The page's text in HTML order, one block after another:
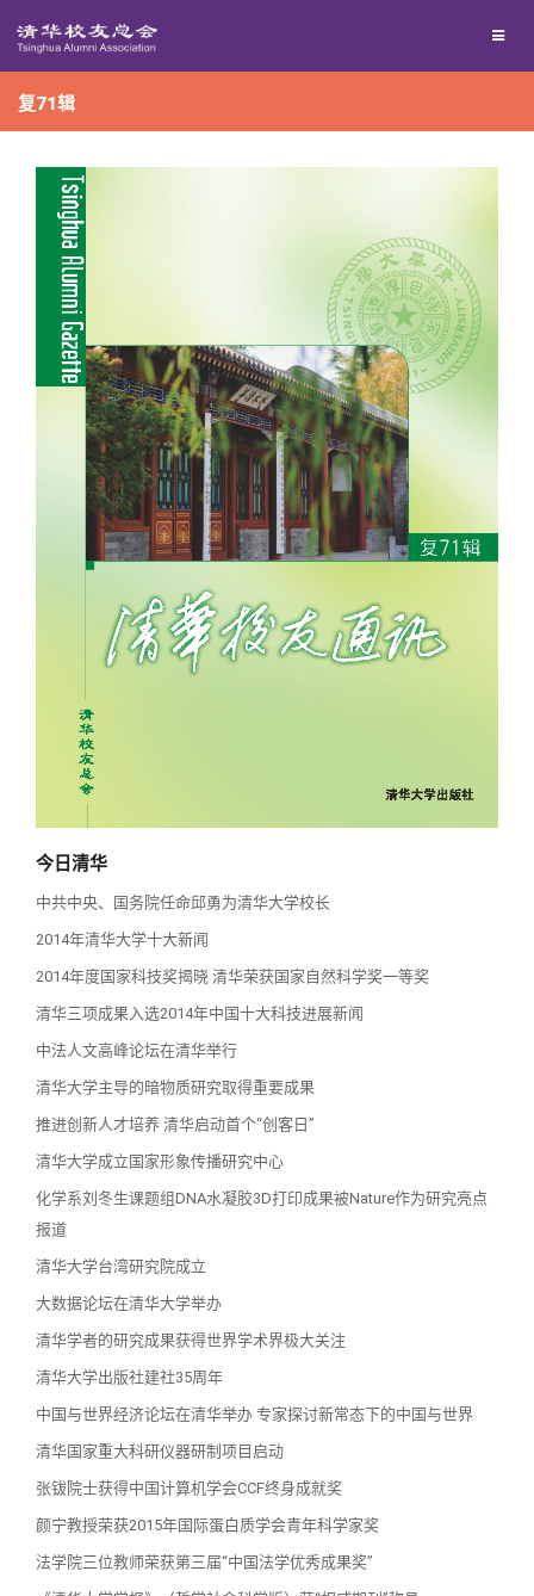
青春风采
校友文苑
校友讲坛
校友视界
信息化服务
三创大赛
实用信息
总会简介
会长致辞
总会章程
理事会名单
关闭
复71辑
今日清华
中共中央、国务院任命邱勇为清华大学校长
2014年清华大学十大新闻
2014年度国家科技奖揭晓 清华荣获国家自然科学奖一等奖
清华三项成果入选2014年中国十大科技进展新闻
中法人文高峰论坛在清华举行
清华大学主导的暗物质研究取得重要成果
推进创新人才培养 清华启动首个“创客日”
清华大学成立国家形象传播研究中心
化学系刘冬生课题组DNA水凝胶3D打印成果被Nature作为研究亮点
报道
清华大学台湾研究院成立
大数据论坛在清华大学举办
清华学者的研究成果获得世界学术界极大关注
清华大学出版社建社35周年
中国与世界经济论坛在清华举办 专家探讨新常态下的中国与世界
清华国家重大科研仪器研制项目启动
张钹院士获得中国计算机学会CCF终身成就奖
颜宁教授荣获2015年国际蛋白质学会青年科学家奖
法学院三位教师荣获第三届“中国法学优秀成果奖”